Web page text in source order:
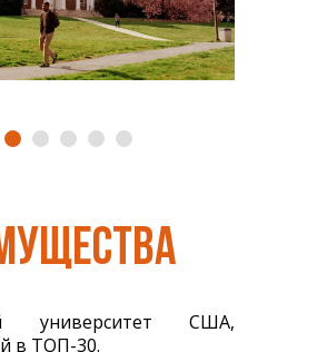
университет США,
в ТОП-30.